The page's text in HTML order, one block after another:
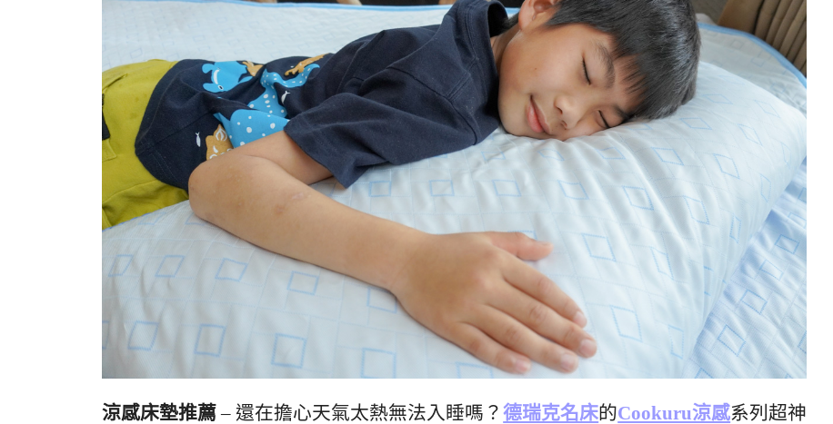
涼感床墊推薦– 還在擔心天氣太熱無法入睡嗎？德瑞克名床的Cookuru涼感系列超神